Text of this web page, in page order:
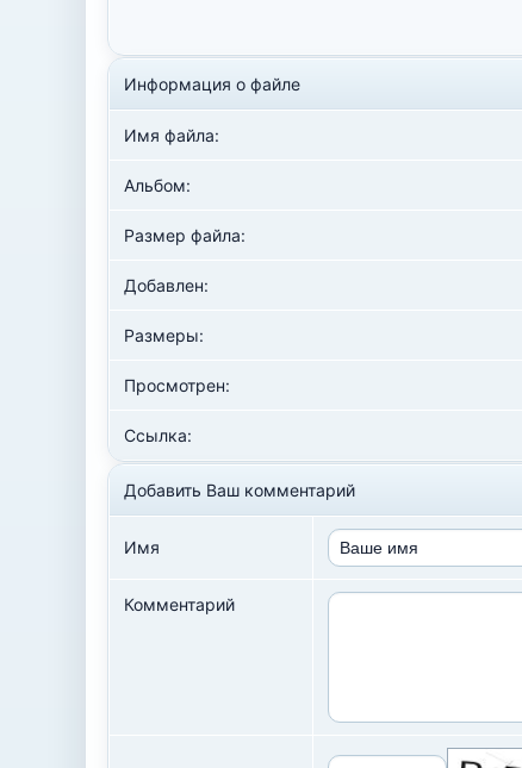
Информация о файле
Имя файла:
Альбом:
Размер файла:
Добавлен:
Размеры:
Просмотрен:
Ссылка:
Добавить Ваш комментарий
Имя
Комментарий